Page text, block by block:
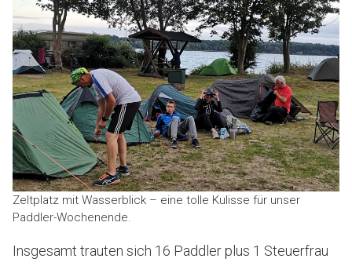
Zeltplatz mit Wasserblick – eine tolle Kulisse für unser
Paddler-Wochenende.
Insgesamt trauten sich 16 Paddler plus 1 Steuerfrau